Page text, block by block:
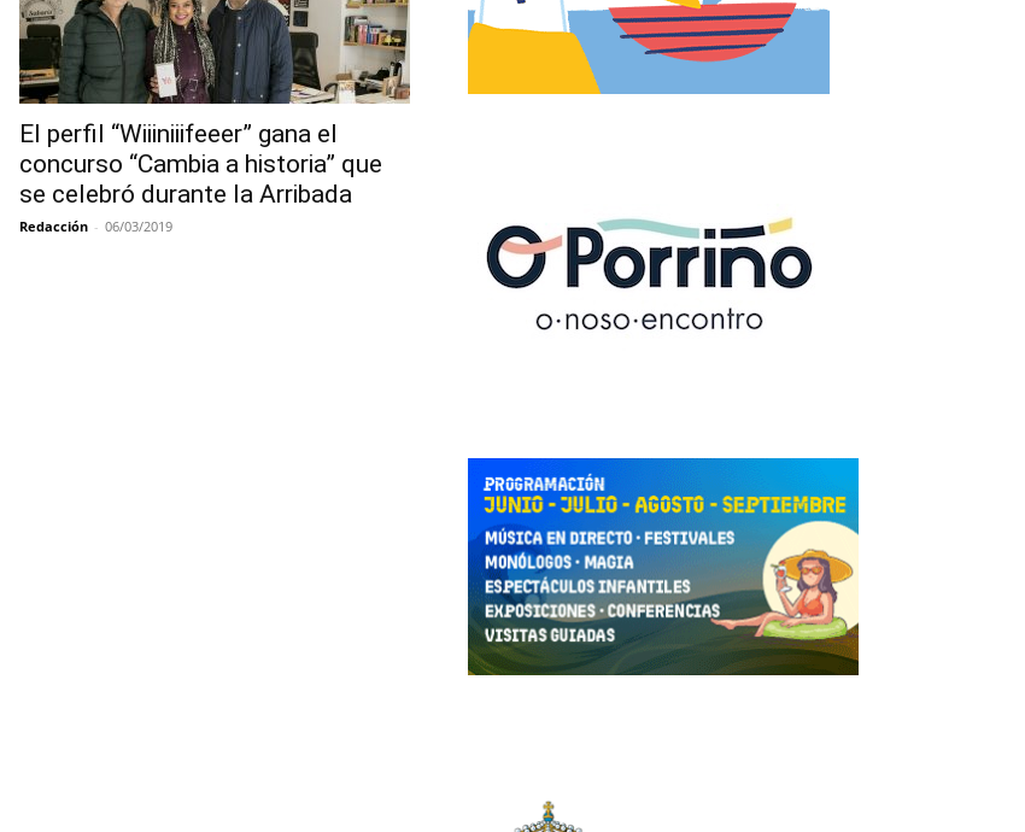
El perfil “Wiiiniiifeeer” gana el
concurso “Cambia a historia” que
se celebró durante la Arribada
Redacción - 06/03/2019